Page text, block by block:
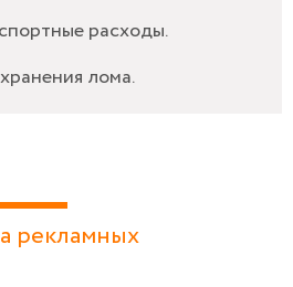
расходы.
лома.
рекламных